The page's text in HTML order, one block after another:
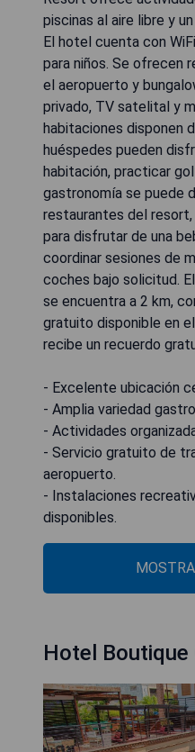
piscinas al aire libre y
El hotel cuenta con
para niños. Se ofrecen
el aeropuerto y
privado, TV satelital y
habitaciones disponen
huéspedes pueden
habitación, practicar
gastronomía se puede
restaurantes del resort,
para disfrutar de una
coordinar sesiones de
coches bajo solicitud.
se encuentra a 2 km,
gratuito disponible en
recibe un recuerdo
- Excelente ubicación
- Amplia variedad
- Actividades
- Servicio gratuito de
aeropuerto.
- Instalaciones
disponibles.
Hotel Boutique